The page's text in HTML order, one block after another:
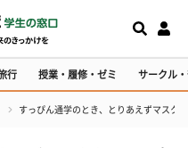
行 授業・履修・ゼミ サークル
すっぴん通学のとき、とりあえずマスク